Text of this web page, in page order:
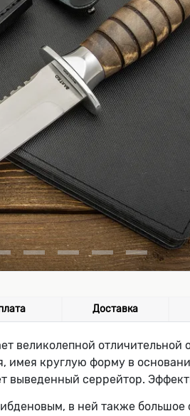
Доставка
великолепной
имея круглую форму в
серрейтор.
в ней также